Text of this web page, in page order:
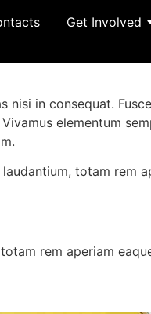
Get Involved
in consequat.
elementum
totam rem
rem aperiam